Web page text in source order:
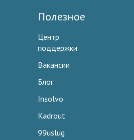
Полезное
Центр
поддержки
Вакансии
Блог
Insolvo
Kadrout
99uslug